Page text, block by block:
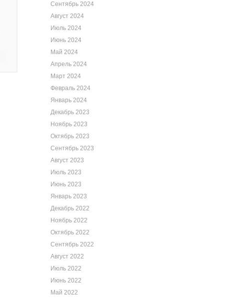
Сентябрь 2024
Август 2024
Июль 2024
Июнь 2024
Май 2024
Апрель 2024
Март 2024
Февраль 2024
Январь 2024
Декабрь 2023
Ноябрь 2023
Октябрь 2023
Сентябрь 2023
Август 2023
Июль 2023
Июнь 2023
Январь 2023
Декабрь 2022
Ноябрь 2022
Октябрь 2022
Сентябрь 2022
Август 2022
Июль 2022
Июнь 2022
Май 2022